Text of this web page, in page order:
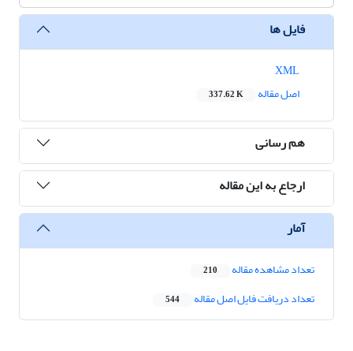
فایل ها
اصل مقاله
337.62 K
هم رسانی
ارجاع به این مقاله
آمار
تعداد مشاهده مقاله 210
تعداد دریافت فایل اصل مقاله 544